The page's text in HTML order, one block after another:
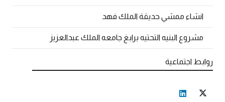
انشاء ممشي حديقة الملك فهد
مشروع البنيه التحتيه برابغ جامعه الملك عبدالعزيز
روابط اجتماعية